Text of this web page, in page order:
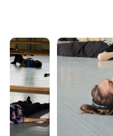
• Durée : 1h30
• Casques fournis
• Tenue confortable
Prévoir un tapis de yoga et
confortables (baskets) ou
⚠️ Places limitées